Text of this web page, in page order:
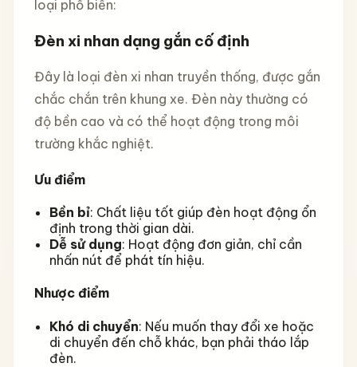
loại phổ biến:
Đèn xi nhan dạng gắn cố định
Đây là loại đèn xi nhan truyền thống, được gắn
chắc chắn trên khung xe. Đèn này thường có
độ bền cao và có thể hoạt động trong môi
trường khắc nghiệt.
Ưu điểm
Bền bỉ: Chất liệu tốt giúp đèn hoạt động ổn
định trong thời gian dài.
Dễ sử dụng: Hoạt động đơn giản, chỉ cần
nhấn nút để phát tín hiệu.
Nhược điểm
Khó di chuyển: Nếu muốn thay đổi xe hoặc
di chuyển đến chỗ khác, bạn phải tháo lắp
đèn.